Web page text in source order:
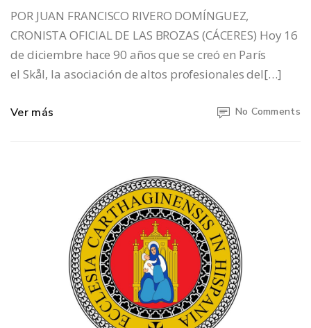
POR JUAN FRANCISCO RIVERO DOMÍNGUEZ,
CRONISTA OFICIAL DE LAS BROZAS (CÁCERES) Hoy 16
de diciembre hace 90 años que se creó en París
el Skål, la asociación de altos profesionales del[…]
Ver más No Comments